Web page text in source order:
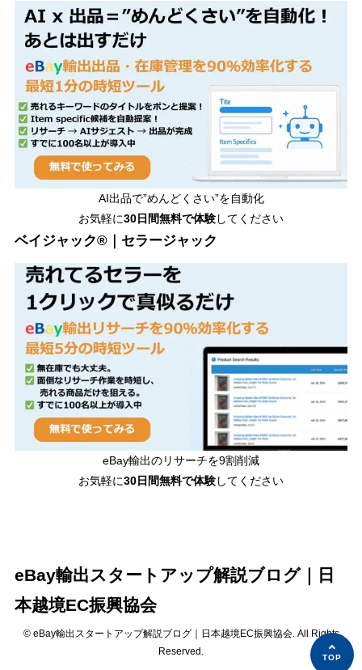
AI出品で”めんどくさい”を自動化
お気軽に30日間無料で体験してください
ベイジャック®｜セラージャック
eBay輸出のリサーチを9割削減
お気軽に30日間無料で体験してください
eBay輸出スタートアップ解説ブログ｜日
本越境EC振興協会
© eBay輸出スタートアップ解説ブログ｜日本越境EC振興協会. All Rights
Reserved.